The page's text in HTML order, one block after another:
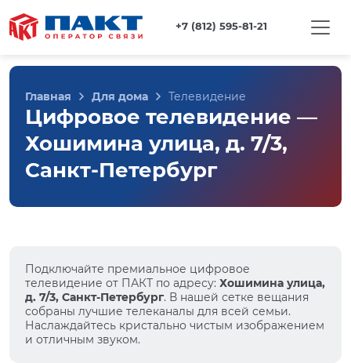
+7 (812) 595-81-21
Главная Для дома Телевидение
Цифровое телевидение —
Хошимина улица, д. 7/3,
Санкт-Петербург
Подключайте премиальное цифровое
телевидение от ПАКТ по адресу: Хошимина улица,
д. 7/3, Санкт-Петербург. В нашей сетке вещания
собраны лучшие телеканалы для всей семьи.
Наслаждайтесь кристально чистым изображением
и отличным звуком.